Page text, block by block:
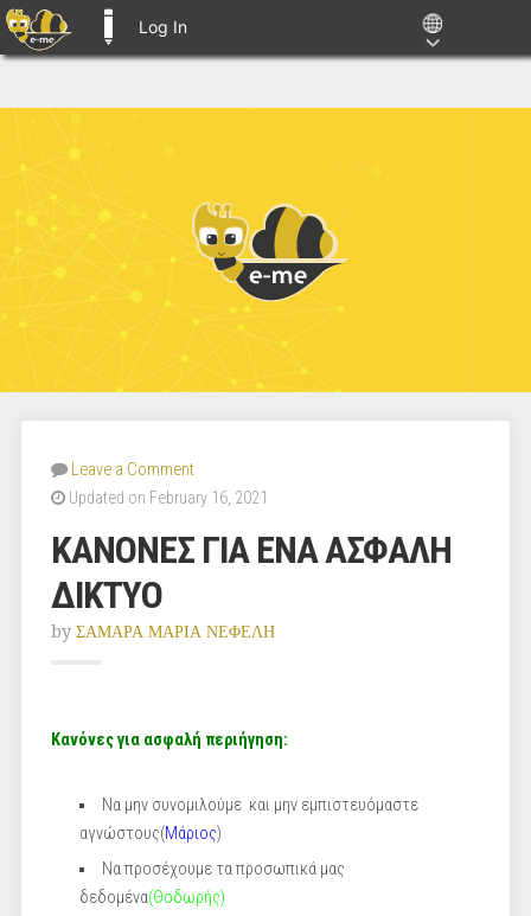
Log In
Leave a Comment
Updated on February 16, 2021
ΚΑΝΟΝΕΣ ΓΙΑ ΕΝΑ ΑΣΦΑΛΗ
ΔΙΚΤΥΟ
by ΣΑΜΑΡΑ ΜΑΡΙΑ ΝΕΦΕΛΗ
Κανόνες για ασφαλή περιήγηση:
Να μην συνομιλούμε και μην εμπιστευόμαστε
αγνώστους(Μάριος)
Να προσέχουμε τα προσωπικά μας
δεδομένα(Θοδωρής)